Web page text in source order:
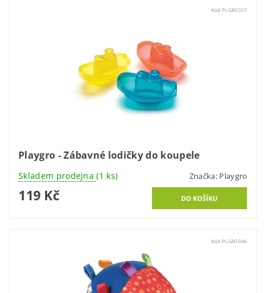
Kód: PLGR0057
Playgro - Zábavné lodičky do koupele
Skladem prodejna(1 ks) Značka: Playgro
119 Kč
Kód:PLGR0046